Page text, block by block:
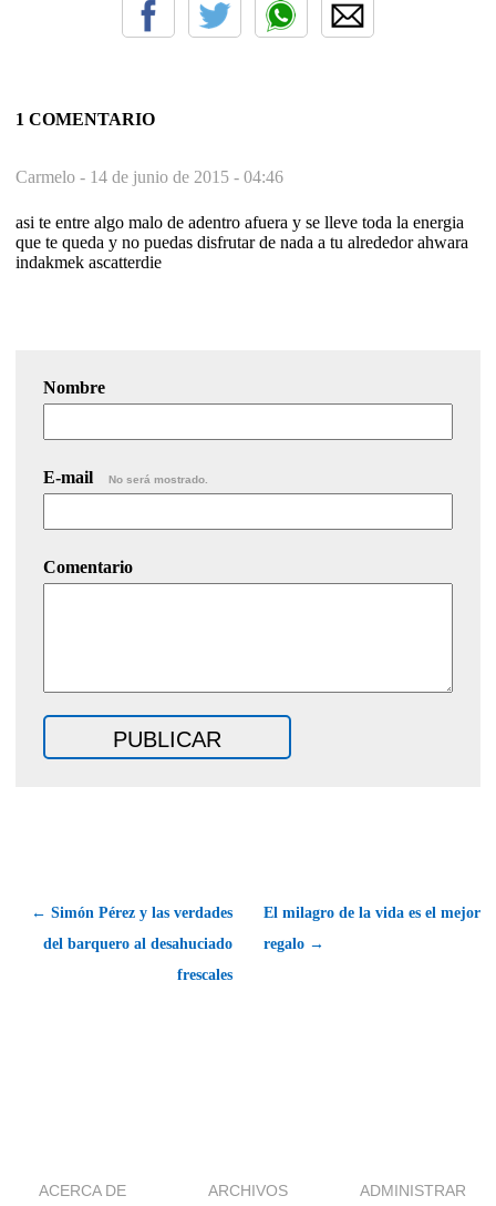
1 COMENTARIO
Carmelo - 14 de junio de 2015 - 04:46
asi te entre algo malo de adentro afuera y se lleve toda la energia
que te queda y no puedas disfrutar de nada a tu alrededor ahwara
indakmek ascatterdie
Nombre
E-mail No será mostrado.
Comentario
← Simón Pérez y las verdades
del barquero al desahuciado
frescales
El milagro de la vida es el mejor
regalo →
ACERCA DE ARCHIVOS ADMINISTRAR